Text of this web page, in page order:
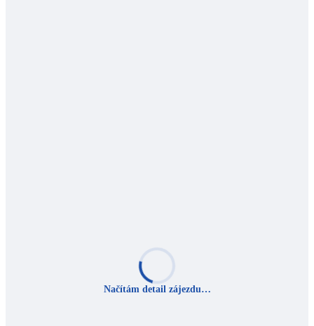
Načítám detail zájezdu…